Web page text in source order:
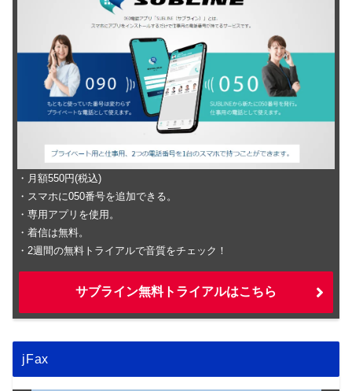
・月額550円(税込)
・スマホに050番号を追加できる。
・専用アプリを使用。
・着信は無料。
・2週間の無料トライアルで音質をチェック！
サブライン無料トライアルはこちら
jFax